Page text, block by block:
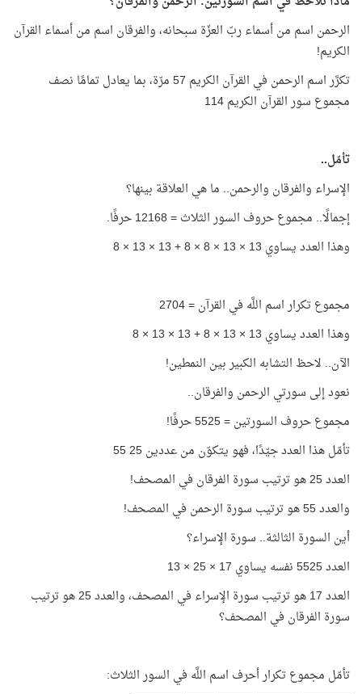
الرحمن اسم من أسماء ربّ العزّة سبحانه، والفرقان اسم من أسماء القرآن
الكريم!
تكرَّر اسم الرحمن في القرآن الكريم 57 مرّة، بما يعادل تمامًا نصف
مجموع سور القرآن الكريم 114
تأمّل..
الإسراء والفرقان والرحمن.. ما هي العلاقة بينها؟
إجمالًا.. مجموع حروف السور الثلاث =12168حرفًا.
وهذا العدد يساوي 13 × 13 × 8 × 8 + 13 × 13 × 8
مجموع تكرار اسم اللَّه في القرآن = 2704
وهذا العدد يساوي 13 × 13 × 8 + 13 × 13 × 8
الآن.. لاحظ التشابه الكبير بين النمطين!
نعود إلى سورتي الرحمن والفرقان..
مجموع حروف السورتين = 5525 حرفًا!
تأمّل هذا العدد جيّدًا، فهو يتكوّن من عددين 25 55
العدد 25 هو ترتيب سورة الفرقان في المصحف!
والعدد 55 هو ترتيب سورة الرحمن في المصحف!
أين السورة الثالثة.. سورة الإسراء؟
العدد 5525 نفسه يساوي 17 × 25 × 13
العدد 17 هو ترتيب سورة الإسراء في المصحف، والعدد 25 هو ترتيب
سورة الفرقان في المصحف؟
تأمّل مجموع تكرار أحرف اسم اللَّه في السور الثلاث: